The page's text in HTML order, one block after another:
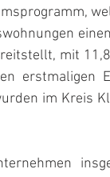
mit
erstmaligen
im Kreis